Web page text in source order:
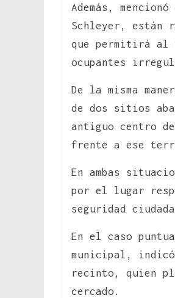
Además,
Schleyer, están
que permitirá al
ocupantes
De la misma
de dos sitios
antiguo centro
frente a ese
En ambas
por el lugar
seguridad
En el caso
municipal, indicó
recinto, quien
cercado.